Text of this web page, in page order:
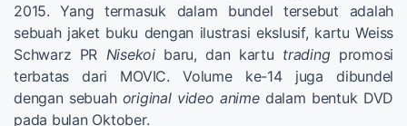
2015. Yang termasuk dalam bundel tersebut adalah
sebuah jaket buku dengan ilustrasi ekslusif, kartu Weiss
Schwarz PR Nisekoibaru, dan kartu tradingpromosi
terbatas dari MOVIC. Volume ke-14 juga dibundel
dengan sebuah original video animedalam bentuk DVD
pada bulan Oktober.